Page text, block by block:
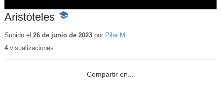
Aristóteles -
educativo
Subido el 26 de junio de 2023por Pilar M.
4visualizaciones